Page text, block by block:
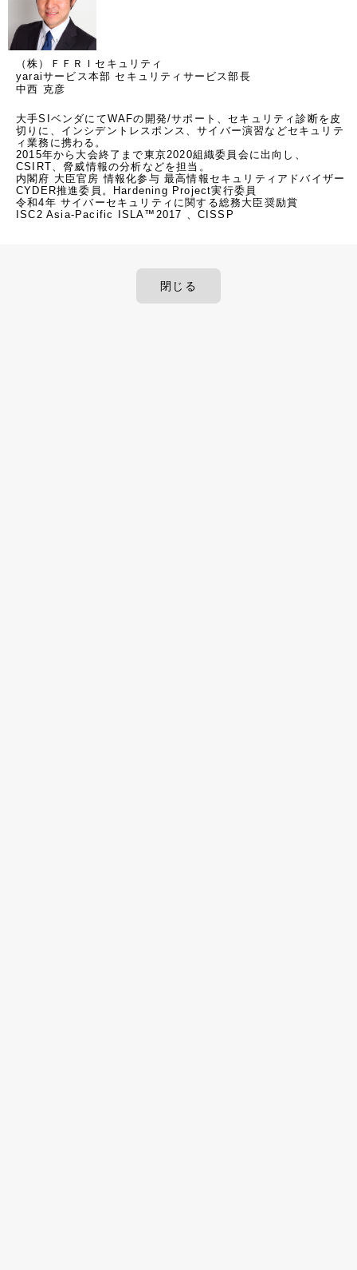
（株）ＦＦＲＩセキュリティ
yaraiサービス本部 セキュリティサービス部長
中西 克彦
大手SIベンダにてWAFの開発/サポート、セキュリティ診断を皮
切りに、インシデントレスポンス、サイバー演習などセキュリテ
ィ業務に携わる。
2015年から大会終了まで東京2020組織委員会に出向し、
CSIRT、脅威情報の分析などを担当。
内閣府 大臣官房 情報化参与 最高情報セキュリティアドバイザー
CYDER推進委員。Hardening Project実行委員
令和4年 サイバーセキュリティに関する総務大臣奨励賞
ISC2 Asia-Pacific ISLA™2017 、CISSP
閉じる